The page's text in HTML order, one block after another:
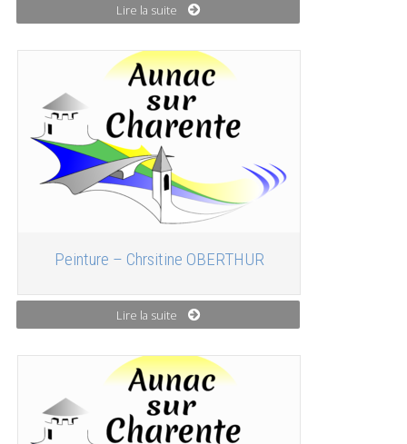
Lire la suite
Peinture – Chrsitine OBERTHUR
Lire la suite